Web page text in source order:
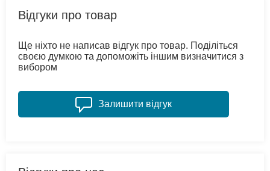
Відгуки про товар
Ще ніхто не написав відгук про товар. Поділіться
своєю думкою та допоможіть іншим визначитися з
вибором
Залишити відгук